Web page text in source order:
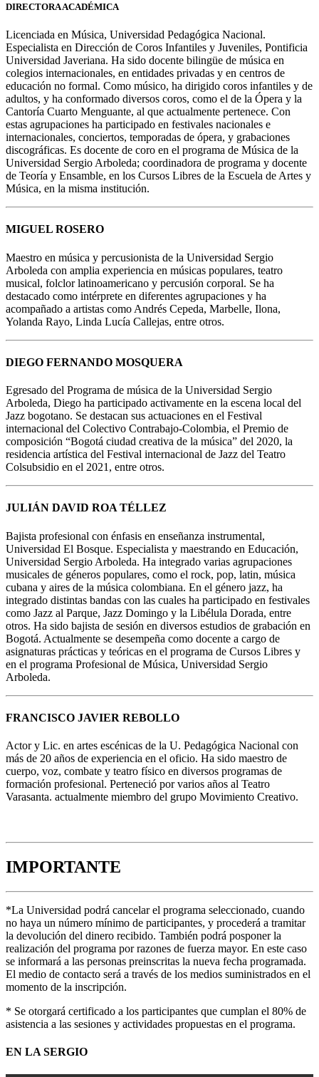
DIRECTORA ACADÉMICA
Licenciada en Música, Universidad Pedagógica Nacional.
Especialista en Dirección de Coros Infantiles y Juveniles, Pontificia
Universidad Javeriana. Ha sido docente bilingüe de música en
colegios internacionales, en entidades privadas y en centros de
educación no formal. Como músico, ha dirigido coros infantiles y de
adultos, y ha conformado diversos coros, como el de la Ópera y la
Cantoría Cuarto Menguante, al que actualmente pertenece. Con
estas agrupaciones ha participado en festivales nacionales e
internacionales, conciertos, temporadas de ópera, y grabaciones
discográficas. Es docente de coro en el programa de Música de la
Universidad Sergio Arboleda; coordinadora de programa y docente
de Teoría y Ensamble, en los Cursos Libres de la Escuela de Artes y
Música, en la misma institución.
MIGUEL ROSERO
Maestro en música y percusionista de la Universidad Sergio
Arboleda con amplia experiencia en músicas populares, teatro
musical, folclor latinoamericano y percusión corporal. Se ha
destacado como intérprete en diferentes agrupaciones y ha
acompañado a artistas como Andrés Cepeda, Marbelle, Ilona,
Yolanda Rayo, Linda Lucía Callejas, entre otros.
DIEGO FERNANDO MOSQUERA
Egresado del Programa de música de la Universidad Sergio
Arboleda, Diego ha participado activamente en la escena local del
Jazz bogotano. Se destacan sus actuaciones en el Festival
internacional del Colectivo Contrabajo-Colombia, el Premio de
composición “Bogotá ciudad creativa de la música” del 2020, la
residencia artística del Festival internacional de Jazz del Teatro
Colsubsidio en el 2021, entre otros.
JULIÁN DAVID ROA TÉLLEZ
Bajista profesional con énfasis en enseñanza instrumental,
Universidad El Bosque. Especialista y maestrando en Educación,
Universidad Sergio Arboleda. Ha integrado varias agrupaciones
musicales de géneros populares, como el rock, pop, latin, música
cubana y aires de la música colombiana. En el género jazz, ha
integrado distintas bandas con las cuales ha participado en festivales
como Jazz al Parque, Jazz Domingo y la Libélula Dorada, entre
otros. Ha sido bajista de sesión en diversos estudios de grabación en
Bogotá. Actualmente se desempeña como docente a cargo de
asignaturas prácticas y teóricas en el programa de Cursos Libres y
en el programa Profesional de Música, Universidad Sergio
Arboleda.
FRANCISCO JAVIER REBOLLO
Actor y Lic. en artes escénicas de la U. Pedagógica Nacional con
más de 20 años de experiencia en el oficio. Ha sido maestro de
cuerpo, voz, combate y teatro físico en diversos programas de
formación profesional. Perteneció por varios años al Teatro
Varasanta. actualmente miembro del grupo Movimiento Creativo.
IMPORTANTE
*La Universidad podrá cancelar el programa seleccionado, cuando
no haya un número mínimo de participantes, y procederá a tramitar
la devolución del dinero recibido. También podrá posponer la
realización del programa por razones de fuerza mayor. En este caso
se informará a las personas preinscritas la nueva fecha programada.
El medio de contacto será a través de los medios suministrados en el
momento de la inscripción.
* Se otorgará certificado a los participantes que cumplan el 80% de
asistencia a las sesiones y actividades propuestas en el programa.
EN LA SERGIO